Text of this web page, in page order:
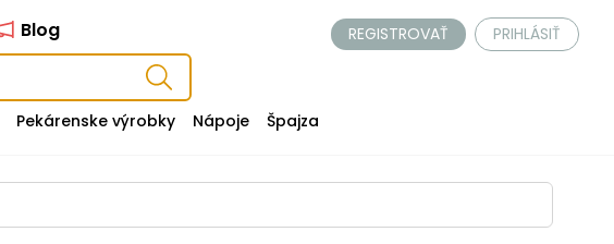
Blog REGISTROVAŤ PRIHLÁSIŤ
Pekárenske výrobky Nápoje Špajza